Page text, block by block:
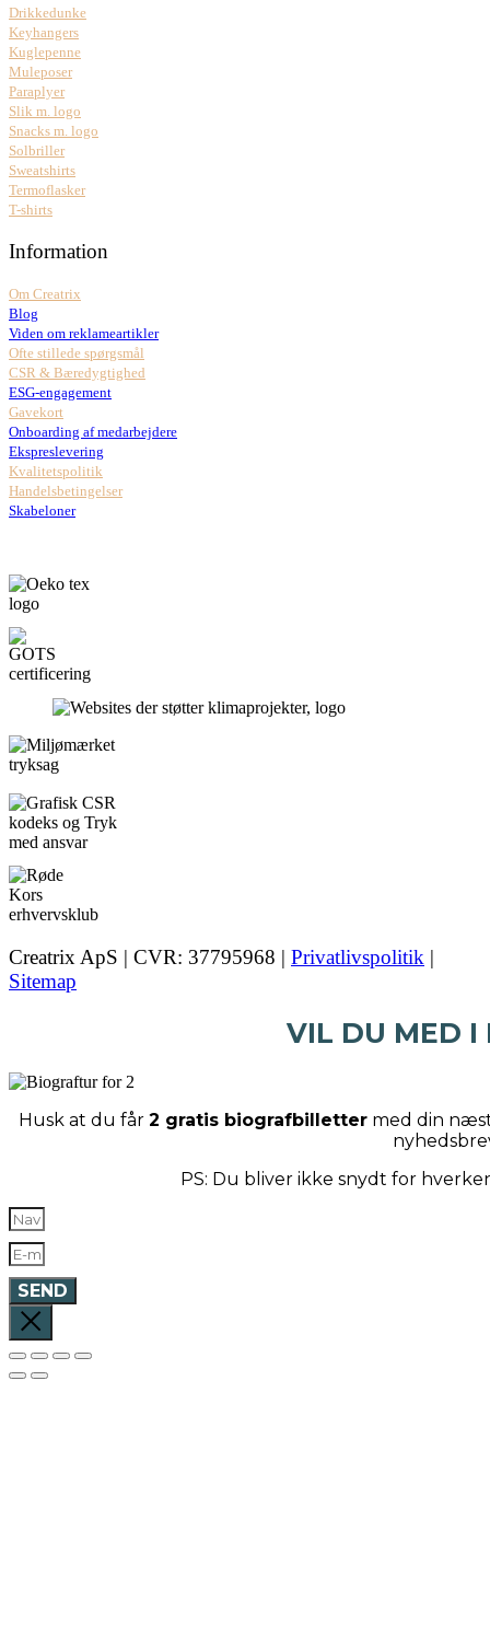
Drikkedunke
Keyhangers
Kuglepenne
Muleposer
Paraplyer
Slik m. logo
Snacks m. logo
Solbriller
Sweatshirts
Termoflasker
T-shirts
Information
Om Creatrix
Blog
Viden om reklameartikler
Ofte stillede spørgsmål
CSR & Bæredygtighed
ESG-engagement
Gavekort
Onboarding af medarbejdere
Ekspreslevering
Kvalitetspolitik
Handelsbetingelser
Skabeloner
Creatrix ApS | CVR: 37795968 | Privatlivspolitik |
Sitemap
VIL DU MED I
Husk at du får 2 gratis biografbillettermed din
PS: Du bliver ikke snydt for
SEND